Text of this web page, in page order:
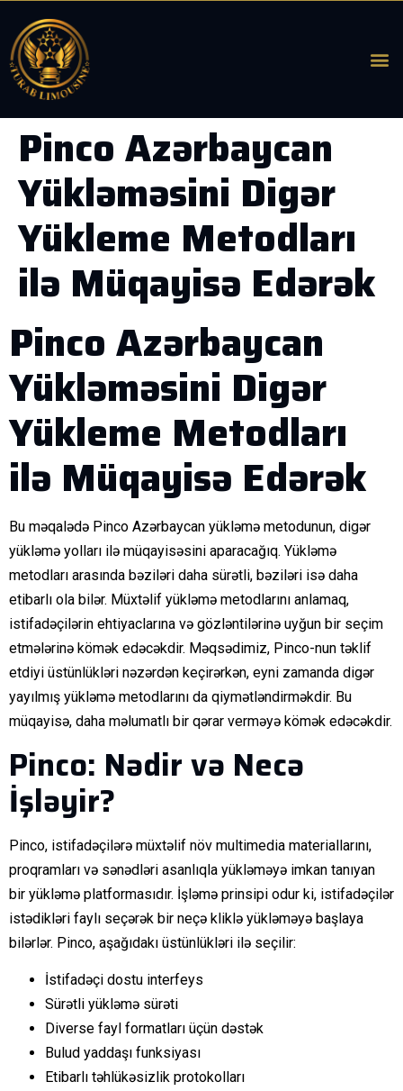
Pinco Azərbaycan
Yükləməsini Digər
Yükleme Metodları
ilə Müqayisə Edərək
Pinco Azərbaycan
Yükləməsini Digər
Yükleme Metodları
ilə Müqayisə Edərək
Bu məqalədə Pinco Azərbaycan yükləmə metodunun, digər
yükləmə yolları ilə müqayisəsini aparacağıq. Yükləmə
metodları arasında bəziləri daha sürətli, bəziləri isə daha
etibarlı ola bilər. Müxtəlif yükləmə metodlarını anlamaq,
istifadəçilərin ehtiyaclarına və gözləntilərinə uyğun bir seçim
etmələrinə kömək edəcəkdir. Məqsədimiz, Pinco-nun təklif
etdiyi üstünlükləri nəzərdən keçirərkən, eyni zamanda digər
yayılmış yükləmə metodlarını da qiymətləndirməkdir. Bu
müqayisə, daha məlumatlı bir qərar verməyə kömək edəcəkdir.
Pinco: Nədir və Necə
İşləyir?
Pinco, istifadəçilərə müxtəlif növ multimedia materiallarını,
proqramları və sənədləri asanlıqla yükləməyə imkan tanıyan
bir yükləmə platformasıdır. İşləmə prinsipi odur ki, istifadəçilər
istədikləri faylı seçərək bir neçə kliklə yükləməyə başlaya
bilərlər. Pinco, aşağıdakı üstünlükləri ilə seçilir:
İstifadəçi dostu interfeys
Sürətli yükləmə sürəti
Diverse fayl formatları üçün dəstək
Bulud yaddaşı funksiyası
Etibarlı təhlükəsizlik protokolları